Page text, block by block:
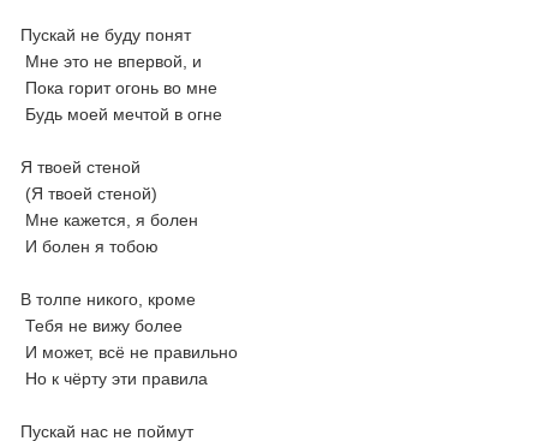
Пускай не буду понят
Мне это не впервой, и
Пока горит огонь во мне
Будь моей мечтой в огне
Я твоей стеной
(Я твоей стеной)
Мне кажется, я болен
И болен я тобою
В толпе никого, кроме
Тебя не вижу более
И может, всё не правильно
Но к чёрту эти правила
Пускай нас не поймут